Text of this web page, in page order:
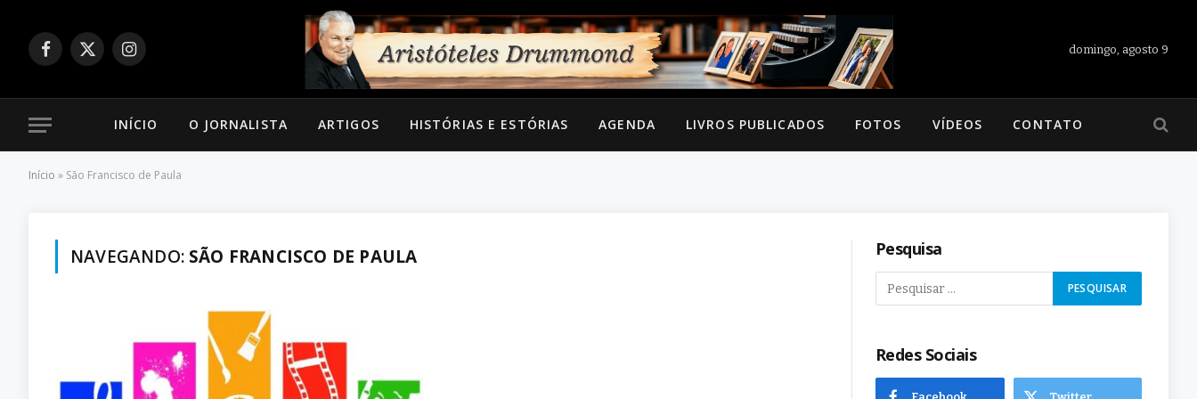
Facebook
X
Instagram
domingo, agosto 9
INÍCIO O JORNALISTA ARTIGOS HISTÓRIAS E ESTÓRIAS AGENDA LIVROS PUBLICADOS FOTOS VÍDEOS CONTATO
Início » São Francisco de Paula
NAVEGANDO: SÃO FRANCISCO DE PAULA Pesquisa
Redes Sociais